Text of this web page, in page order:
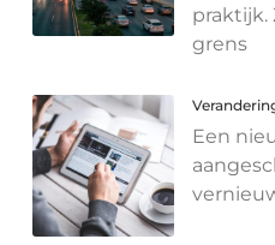
praktijk.
grens
Een